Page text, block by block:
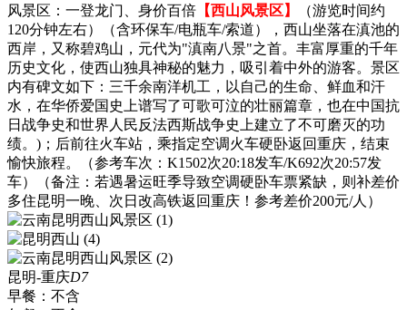
风景区：一登龙门、身价百倍 【西山风景区】
（游览时间约
120分钟左右）（含环保车/电瓶车/索道），西山坐落在滇池的
西岸，又称碧鸡山，元代为"滇南八景"之首。丰富厚重的千年
历史文化，使西山独具神秘的魅力，吸引着中外的游客。景区
内有碑文如下：三千余南洋机工，以自己的生命、鲜血和汗
水，在华侨爱国史上谱写了可歌可泣的壮丽篇章，也在中国抗
日战争史和世界人民反法西斯战争史上建立了不可磨灭的功
绩。)；后前往火车站，乘指定空调火车硬卧返回重庆，结束
愉快旅程。（参考车次：K1502次20:18发车/K692次20:57发
车）（备注：若遇暑运旺季导致空调硬卧车票紧缺，则补差价
多住昆明一晚、次日改高铁返回重庆！参考差价200元/人）
昆明-重庆D7
早餐： 不含